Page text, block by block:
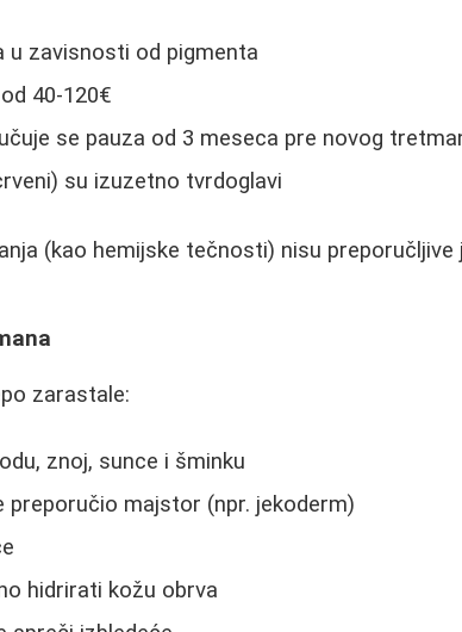
u zavisnosti od pigmenta
40-120€
se pauza od 3 meseca pre novog
su izuzetno tvrdoglavi
(kao hemijske tečnosti) nisu
zarastale:
znoj, sunce i šminku
majstor (npr. jekoderm)
hidrirati kožu obrva